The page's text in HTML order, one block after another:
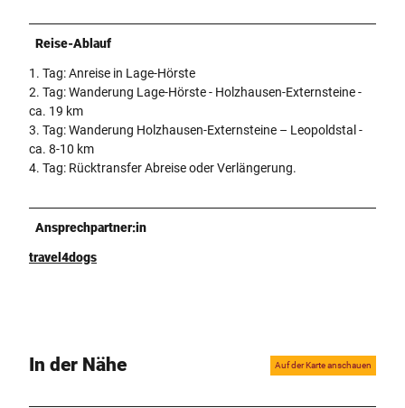
Reise-Ablauf
1. Tag: Anreise in Lage-Hörste
2. Tag: Wanderung Lage-Hörste - Holzhausen-Externsteine -
ca. 19 km
3. Tag: Wanderung Holzhausen-Externsteine – Leopoldstal -
ca. 8-10 km
4. Tag: Rücktransfer Abreise oder Verlängerung.
Ansprechpartner:in
travel4dogs
In der Nähe Auf der Karte anschauen